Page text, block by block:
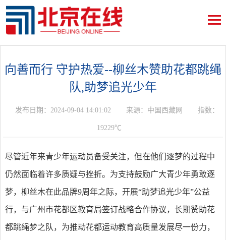
向善而行 守护热爱--柳丝木赞助花都跳绳
队,助梦追光少年
发布日期：2024-09-04 14:01:02 来源：中国西藏网 指数：
19229℃
尽管近年来青少年运动员备受关注，但在他们逐梦的过程中
仍然面临着许多质疑与挫折。为支持鼓励广大青少年勇敢逐
梦，柳丝木在此品牌9周年之际，开展“助梦追光少年”公益
行，与广州市花都区教育局签订战略合作协议，长期赞助花
都跳绳梦之队，为推动花都运动教育高质量发展尽一份力，